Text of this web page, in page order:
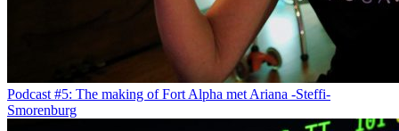
Podcast #5: The making of Fort Alpha met Ariana -Steffi-
Smorenburg